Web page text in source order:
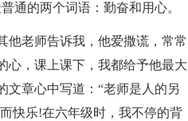
通的两个词语：勤奋和用心。
他老师告诉我，他爱撒谎，常常
心，课上课下，我都给予他最大
文章心中写道：“老师是人的另
快乐!在六年级时，我不停的背